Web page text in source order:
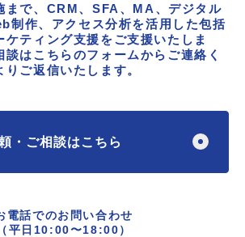
まで、CRM、SFA、MA、デジタル
制作、アクセス分析を活用した包括
ケティング支援をご支援いたしま
談はこちらのフォームからご連絡く
りご返信いたします。
・ご相談はこちら
電話でのお問い合わせ
（平日10:00〜18:00）